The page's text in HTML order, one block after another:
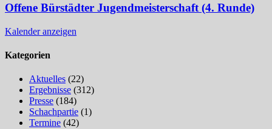
Offene Bürstädter Jugendmeisterschaft (4. Runde)
Kalender anzeigen
Kategorien
Aktuelles (22)
Ergebnisse (312)
Presse (184)
Schachpartie (1)
Termine (42)